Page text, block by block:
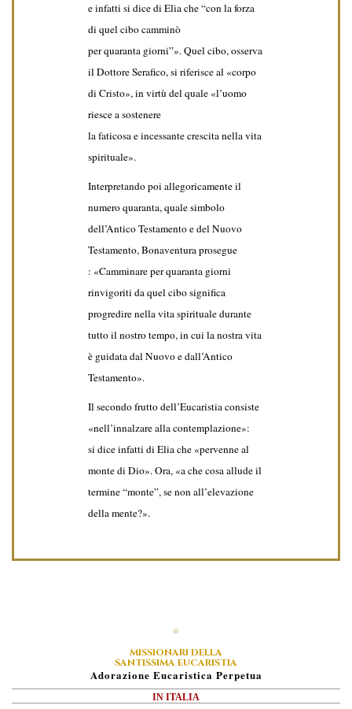
e infatti si dice di Elia che “con la forza
di quel cibo camminò
per quaranta giorni”». Quel cibo, osserva
il Dottore Serafico, si riferisce al «corpo
di Cristo», in virtù del quale «l’uomo
riesce a sostenere
la faticosa e incessante crescita nella vita
spirituale».
Interpretando poi allegoricamente il
numero quaranta, quale simbolo
dell’Antico Testamento e del Nuovo
Testamento, Bonaventura prosegue
: «Camminare per quaranta giorni
rinvigoriti da quel cibo significa
progredire nella vita spirituale durante
tutto il nostro tempo, in cui la nostra vita
è guidata dal Nuovo e dall’Antico
Testamento».
Il secondo frutto dell’Eucaristia consiste
«nell’innalzare alla contemplazione»:
si dice infatti di Elia che «pervenne al
monte di Dio». Ora, «a che cosa allude il
termine “monte”, se non all’elevazione
della mente?».
MISSIONARI DELLA
SANTISSIMA EUCARISTIA
ADorazione EUcaristica PErpetua
IN ITALIA